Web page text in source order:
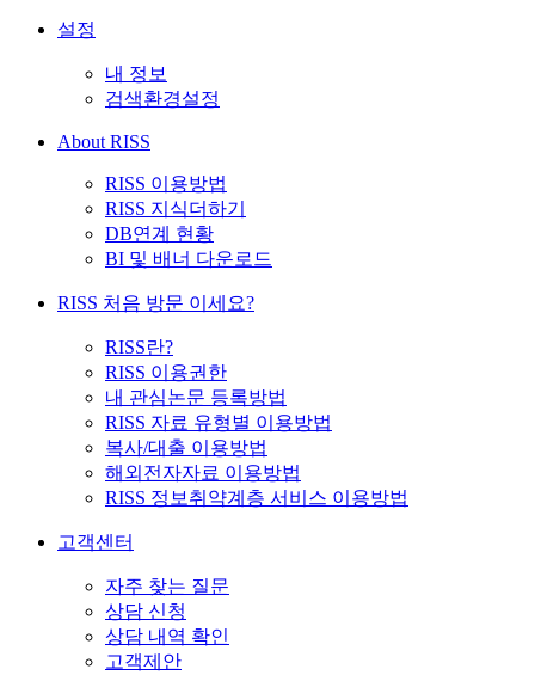
설정
내 정보
검색환경설정
About RISS
RISS 이용방법
RISS 지식더하기
DB연계 현황
BI 및 배너 다운로드
RISS 처음 방문 이세요?
RISS란?
RISS 이용권한
내 관심논문 등록방법
RISS 자료 유형별 이용방법
복사/대출 이용방법
해외전자자료 이용방법
RISS 정보취약계층 서비스 이용방법
고객센터
자주 찾는 질문
상담 신청
상담 내역 확인
고객제안